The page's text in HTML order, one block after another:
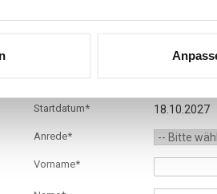
Strukturen
Startdatum* 18.10.2027
Anrede*
Vorname*